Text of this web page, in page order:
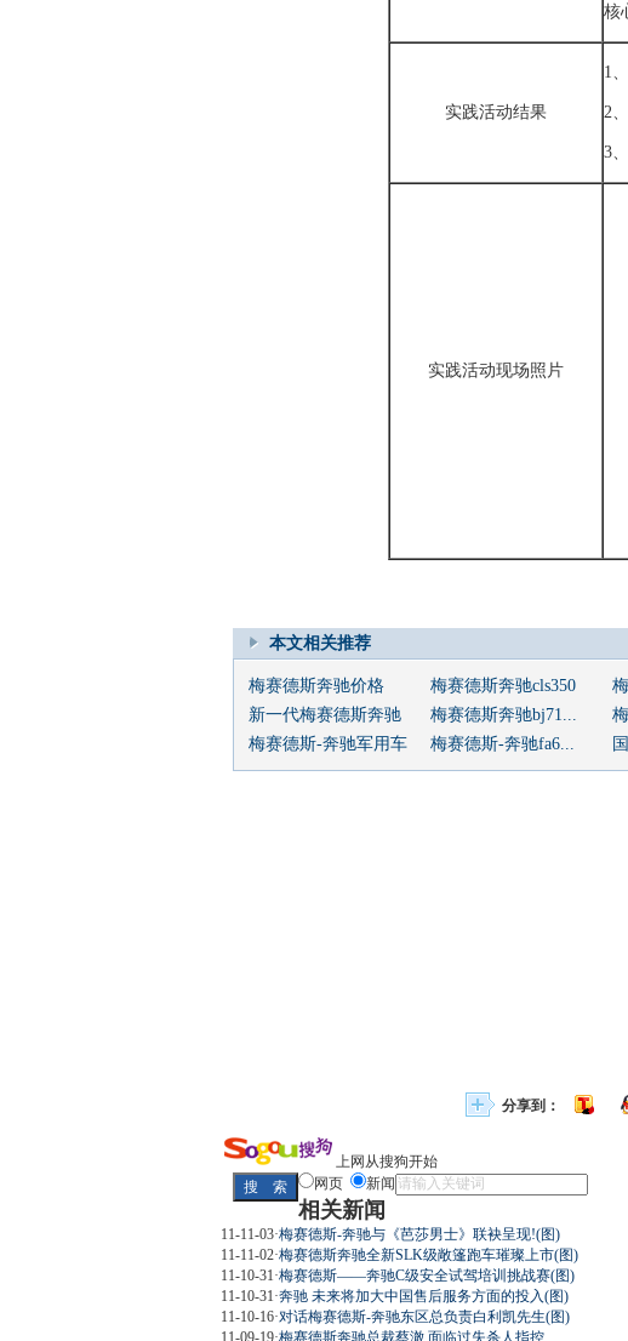
核
实践活动结果
1
2
3
实践活动现场照片
本文相关推荐
梅赛德斯奔驰价格 梅赛德斯奔驰cls350
新一代梅赛德斯奔驰
梅赛德斯奔驰bj71...
梅赛德斯-奔驰军用车
梅赛德斯-奔驰fa6...
分享到：
上网从搜狗开始
网页
新闻
相关新闻
11-11-03·梅赛德斯-奔驰与《芭莎男士》联袂呈现!(图)
11-11-02·梅赛德斯奔驰全新SLK级敞篷跑车璀璨上市(图)
11-10-31 ·梅赛德斯——奔驰C级安全试驾培训挑战赛(图)
11-10-31 ·奔驰 未来将加大中国售后服务方面的投入(图)
11-10-16·对话梅赛德斯-奔驰东区总负责白利凯先生(图)
11-09-19·梅赛德斯奔驰总裁蔡澈 面临过失杀人指控